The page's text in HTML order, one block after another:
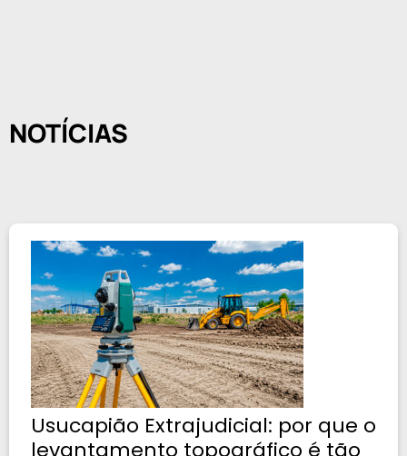
NOTÍCIAS
Usucapião Extrajudicial: por que o
levantamento topográfico é tão